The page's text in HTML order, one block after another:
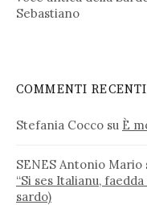
Sebastiano
COMMENTI RECENTI
Stefania Cocco su È
SENES Antonio Mario
“Si ses Italianu,
sardo)